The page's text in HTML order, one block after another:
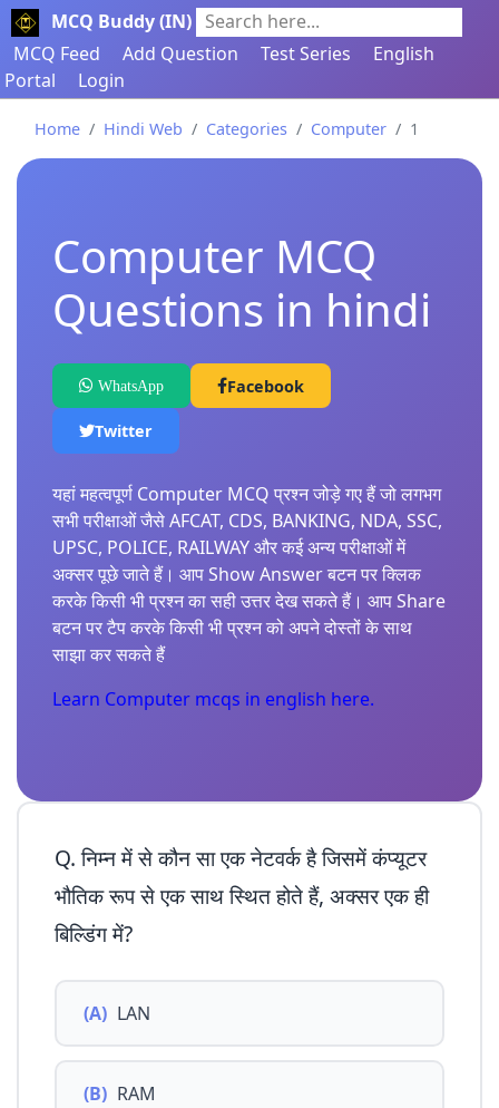
MCQ Buddy (IN) Search here...
MCQ Feed
Add Question Test Series
English
Portal
Login
Home Hindi Web Categories Computer 1
Computer MCQ
Questions in hindi
WhatsApp Facebook
Twitter
यहां महत्वपूर्ण Computer MCQ प्रश्न जोड़े गए हैं जो लगभग
सभी परीक्षाओं जैसे AFCAT, CDS, BANKING, NDA, SSC,
UPSC, POLICE, RAILWAY और कई अन्य परीक्षाओं में
अक्सर पूछे जाते हैं। आप Show Answer बटन पर क्लिक
करके किसी भी प्रश्न का सही उत्तर देख सकते हैं। आप Share
बटन पर टैप करके किसी भी प्रश्न को अपने दोस्तों के साथ
साझा कर सकते हैं
Learn Computer mcqs in english here.
Q. निम्न में से कौन सा एक नेटवर्क है जिसमें कंप्यूटर
भौतिक रूप से एक साथ स्थित होते हैं, अक्सर एक ही
बिल्डिंग में?
(A) LAN
(B) RAM